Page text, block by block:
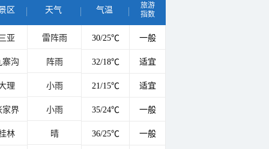
区 天气 气温
旅游
指数
亚 雷阵雨 30/25℃ 一般
寨沟 阵雨 32/18℃ 适宜
理 小雨 21/15℃ 适宜
家界 小雨 35/24℃ 一般
林 晴 36/25℃ 一般